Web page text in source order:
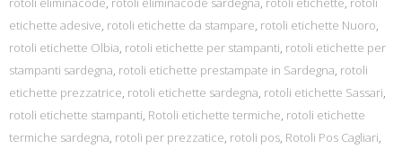
etichette adesive, rotoli etichette da stampare, rotoli etichette Nuoro,
rotoli etichette Olbia, rotoli etichette per stampanti, rotoli etichette per
stampanti sardegna, rotoli etichette prestampate in Sardegna, rotoli
etichette prezzatrice, rotoli etichette sardegna, rotoli etichette Sassari,
rotoli etichette stampanti, Rotoli etichette termiche, rotoli etichette
termiche sardegna, rotoli per prezzatice, rotoli pos, Rotoli Pos Cagliari,